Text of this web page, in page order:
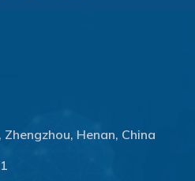
Henan, China